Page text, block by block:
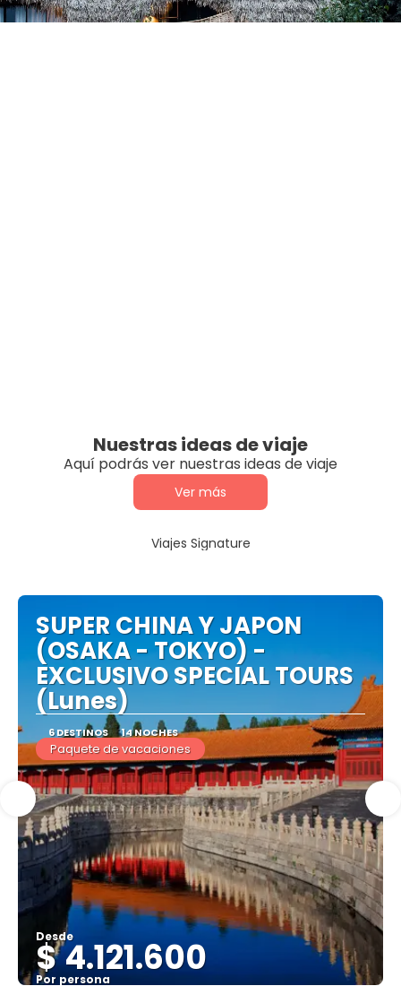
Nuestras ideas de viaje
Aquí podrás ver nuestras ideas de viaje
Ver más
Viajes Signature
SUPER CHINA Y JAPON
(OSAKA - TOKYO) -
EXCLUSIVO SPECIAL TOURS
(Lunes)
6 DESTINOS 14 NOCHES
Paquete de vacaciones
Desde
$ 4.121.600
Por persona